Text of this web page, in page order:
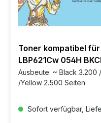
Toner kompatibel für
LBP621Cw 054H
Ausbeute: ~ Black 3.200
/Yellow 2.500 Seiten
Sofort verfügbar,